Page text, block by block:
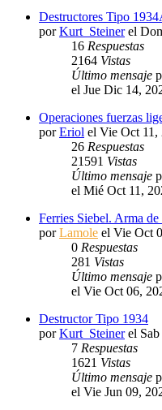
Destructores Tipo
porKurt_Steinerel
16 Respuestas
2164 Vistas
Último mensaje
el Jue Dic 14,
Operaciones fuerzas
porEriol el Vie Oct 11,
26 Respuestas
21591 Vistas
Último mensaje
el Mié Oct 11,
Ferries Siebel. Arma
porLamole el Vie Oct
0 Respuestas
281 Vistas
Último mensaje
el Vie Oct 06,
Destructor Tipo 1934
porKurt_Steinerel Sab
7 Respuestas
1621 Vistas
Último mensaje
el Vie Jun 09,